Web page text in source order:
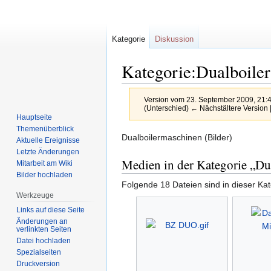
Version vom 23. September 2009,
(Unterschied) ← Nächstältere Version
Zur
springen
Zur
springen
Dualboilermaschinen (Bilder)
Medien in der Kategorie
Folgende 18 Dateien sind in dieser
Kategorie Diskussion
Hauptseite
Themenüberblick
Aktuelle Ereignisse
Letzte Änderungen
Mitarbeit am Wiki
Bilder hochladen
Werkzeuge
Links auf diese Seite
Änderungen an
verlinkten Seiten
Datei hochladen
Spezialseiten
Druckversion